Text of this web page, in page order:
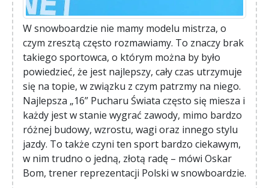
W snowboardzie nie mamy modelu mistrza, o
czym zresztą często rozmawiamy. To znaczy brak
takiego sportowca, o którym można by było
powiedzieć, że jest najlepszy, cały czas utrzymuje
się na topie, w związku z czym patrzmy na niego.
Najlepsza „16” Pucharu Świata często się miesza i
każdy jest w stanie wygrać zawody, mimo bardzo
różnej budowy, wzrostu, wagi oraz innego stylu
jazdy. To także czyni ten sport bardzo ciekawym,
w nim trudno o jedną, złotą radę – mówi Oskar
Bom, trener reprezentacji Polski w snowboardzie.